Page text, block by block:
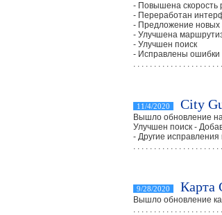
- Повышена скорость
- Переработан
- Предложение новых
- Улучшена
- Улучшен поиск
- Исправлены ошибки
. . . . . . . . . . . . . . . . . . . .
11/4/2020 City
Вышло обновление
Улучшен поиск -
- Другие
. . . . . . . . . . . . . . . . . . . .
9/28/2020 Карта
Вышло обновление
. . . . . . . . . . . . . . . . . . . .